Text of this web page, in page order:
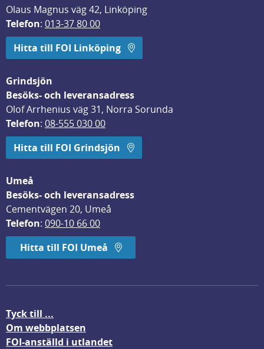
Olaus Magnus väg 42, Linköping
Telefon: 013-37 80 00
Hitta till FOI Linköping
Grindsjön
Besöks- och leveransadress
Olof Arrhenius väg 31, Norra Sorunda
Telefon: 08-555 030 00
Hitta till FOI Grindsjön
Umeå
Besöks- och leveransadress
Cementvägen 20, Umeå
Telefon: 090-10 66 00
Hitta till FOI Umeå
Tyck till ...
Om webbplatsen
FOI-anställd i utlandet